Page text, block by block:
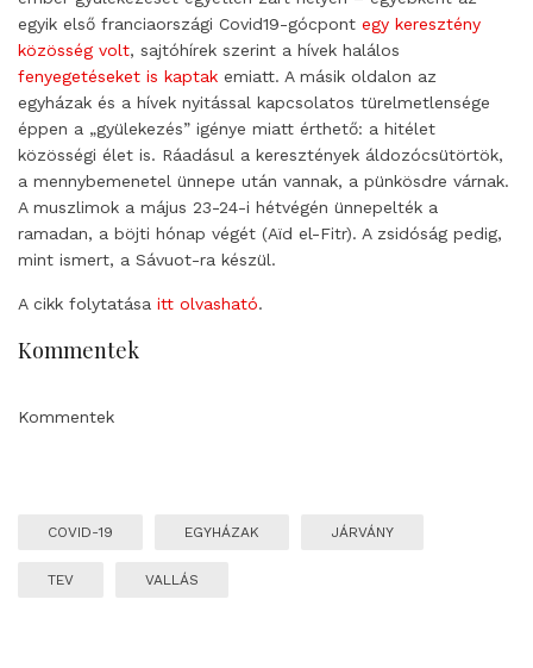
egyik első franciaországi Covid19-gócpont egy keresztény
közösség volt, sajtóhírek szerint a hívek halálos
fenyegetéseket is kaptak emiatt. A másik oldalon az
egyházak és a hívek nyitással kapcsolatos türelmetlensége
éppen a „gyülekezés” igénye miatt érthető: a hitélet
közösségi élet is. Ráadásul a keresztények áldozócsütörtök,
a mennybemenetel ünnepe után vannak, a pünkösdre várnak.
A muszlimok a május 23-24-i hétvégén ünnepelték a
ramadan, a böjti hónap végét (Aïd el-Fitr). A zsidóság pedig,
mint ismert, a Sávuot-ra készül.
A cikk folytatása itt olvasható.
Kommentek
Kommentek
COVID-19 EGYHÁZAK JÁRVÁNY
TEV VALLÁS